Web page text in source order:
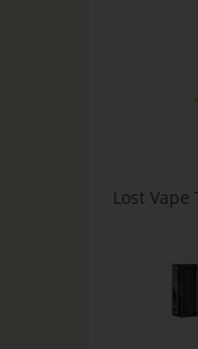
Lost